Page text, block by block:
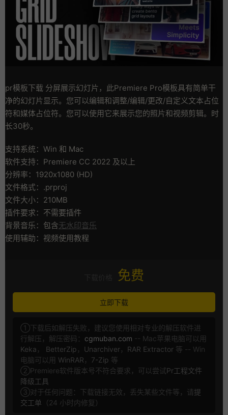
pr模板下载 分屏展示幻灯片，此Premiere Pro模板具有简单干
净的幻灯片显示。您可以编辑和调整/编辑/更改/自定义文本占位
符和媒体占位符。您可以使用它来展示您的照片和视频剪辑。时
长30秒。
支持系统：Win 和 Mac
软件支持：Premiere CC 2022 及以上
分辨率：1920x1080 (HD)
文件格式：.prproj
文件大小：210MB
插件要求：不需要插件
背景音乐：包含无水印音乐
使用辅助：视频使用教程
免费
立即下载
①下载后如解压失败，建议您使用相对专业的解压软件进
行解压，解压密码： cgmuban.com -- Mac苹果电脑可以用
Keka ， BetterZip ， Unarchiver， RAR Extractor 等 -- Win
电脑可以用 WinRAR ， 7-Zip 等
②Premiere软件版本号不符合要求，可以尝试Pr工程文件
降级工具
③对于任何问题：下载链接无效，丢失某些文件等，请提
交工单 （24 小时内修复）